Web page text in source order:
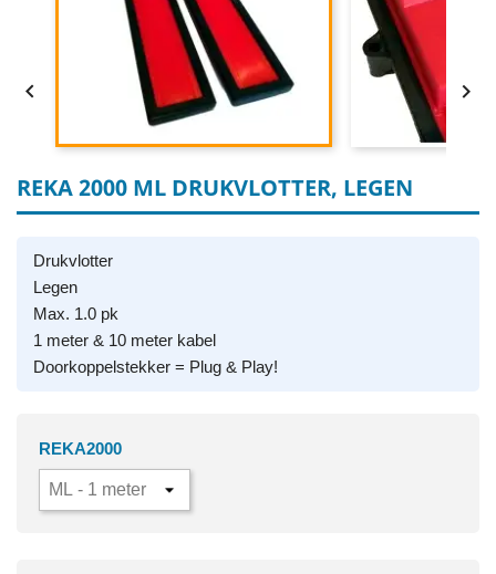
 
REKA 2000 ML DRUKVLOTTER, LEGEN
Drukvlotter
Legen
Max. 1.0 pk
1 meter & 10 meter kabel
Doorkoppelstekker = Plug & Play!
REKA2000